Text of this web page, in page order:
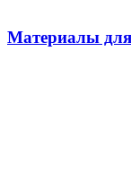
Материалы